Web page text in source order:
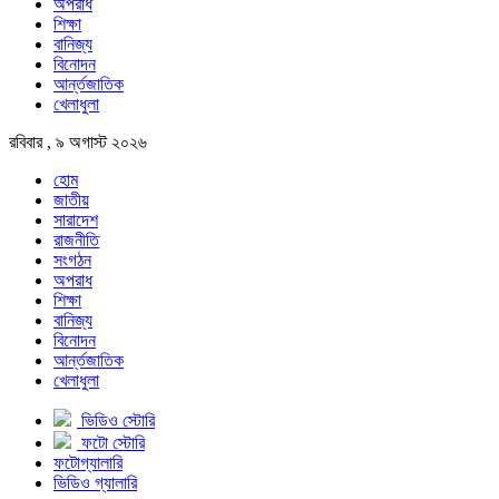
অপরাধ
শিক্ষা
বানিজ্য
বিনোদন
আর্ন্তজাতিক
খেলাধুলা
রবিবার , ৯ অগাস্ট ২০২৬
হোম
জাতীয়
সারাদেশ
রাজনীতি
সংগঠন
অপরাধ
শিক্ষা
বানিজ্য
বিনোদন
আর্ন্তজাতিক
খেলাধুলা
ভিডিও স্টোরি
ফটো স্টোরি
ফটোগ্যালারি
ভিডিও গ্যালারি